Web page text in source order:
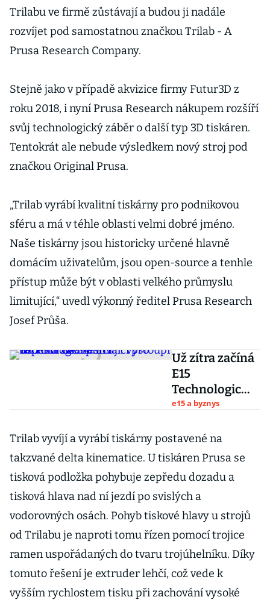
Trilabu ve firmě zůstávají a budou ji nadále
rozvíjet pod samostatnou značkou Trilab - A
Prusa Research Company.
Stejně jako v případě akvizice firmy Futur3D z
roku 2018, i nyní Prusa Research nákupem rozšíří
svůj technologický záběr o další typ 3D tiskáren.
Tentokrát ale nebude výsledkem nový stroj pod
značkou Original Prusa.
„Trilab vyrábí kvalitní tiskárny pro podnikovou
sféru a má v téhle oblasti velmi dobré jméno.
Naše tiskárny jsou historicky určené hlavně
domácím uživatelům, jsou open-source a tenhle
přístup může být v oblasti velkého průmyslu
limitující,“ uvedl výkonný ředitel Prusa Research
Josef Průša.
Už zítra začíná
E15
Technologic
Festival.
úspěšní Češi
pracující pro
e15 a byznys
Trilab vyvíjí a vyrábí tiskárny postavené na
takzvané delta kinematice. U tiskáren Prusa se
tisková podložka pohybuje zepředu dozadu a
tisková hlava nad ní jezdí po svislých a
vodorovných osách. Pohyb tiskové hlavy u strojů
od Trilabu je naproti tomu řízen pomocí trojice
ramen uspořádaných do tvaru trojúhelníku. Díky
tomuto řešení je extruder lehčí, což vede k
vyšším rychlostem tisku při zachování vysoké